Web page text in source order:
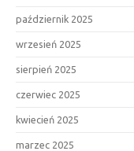
październik 2025
wrzesień 2025
sierpień 2025
czerwiec 2025
kwiecień 2025
marzec 2025